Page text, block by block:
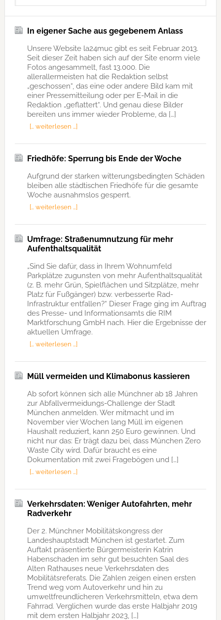
In eigener Sache aus gegebenem Anlass
Unsere Website la24muc gibt es seit Februar 2013.
Seit dieser Zeit haben sich auf der Site enorm viele
Fotos angesammelt, fast 13.000. Die
allerallermeisten hat die Redaktion selbst
„geschossen“, das eine oder andere Bild kam mit
einer Pressemitteilung oder per E-Mail in die
Redaktion „geflattert“. Und genau diese Bilder
bereiten uns immer wieder Probleme, da […]
[… weiterlesen …]
Friedhöfe: Sperrung bis Ende der Woche
Aufgrund der starken witterungsbedingten Schäden
bleiben alle städtischen Friedhöfe für die gesamte
Woche ausnahmslos gesperrt.
[… weiterlesen …]
Umfrage: Straßenumnutzung für mehr
Aufenthaltsqualität
„Sind Sie dafür, dass in Ihrem Wohnumfeld
Parkplätze zugunsten von mehr Aufenthaltsqualität
(z. B. mehr Grün, Spielflächen und Sitzplätze, mehr
Platz für Fußgänger) bzw. verbesserte Rad-
Infrastruktur entfallen?“ Dieser Frage ging im Auftrag
des Presse- und Informationsamts die RIM
Marktforschung GmbH nach. Hier die Ergebnisse der
aktuellen Umfrage.
[… weiterlesen …]
Müll vermeiden und Klimabonus kassieren
Ab sofort können sich alle Münchner ab 18 Jahren
zur Abfallvermeidungs-Challenge der Stadt
München anmelden. Wer mitmacht und im
November vier Wochen lang Müll im eigenen
Haushalt reduziert, kann 250 Euro gewinnen. Und
nicht nur das: Er trägt dazu bei, dass München Zero
Waste City wird. Dafür braucht es eine
Dokumentation mit zwei Fragebögen und […]
[… weiterlesen …]
Verkehrsdaten: Weniger Autofahrten, mehr
Radverkehr
Der 2. Münchner Mobilitätskongress der
Landeshauptstadt München ist gestartet. Zum
Auftakt präsentierte Bürgermeisterin Katrin
Habenschaden im sehr gut besuchten Saal des
Alten Rathauses neue Verkehrsdaten des
Mobilitätsreferats. Die Zahlen zeigen einen ersten
Trend weg vom Autoverkehr und hin zu
umweltfreundlicheren Verkehrsmitteln, etwa dem
Fahrrad. Verglichen wurde das erste Halbjahr 2019
mit dem ersten Halbjahr 2023, […]